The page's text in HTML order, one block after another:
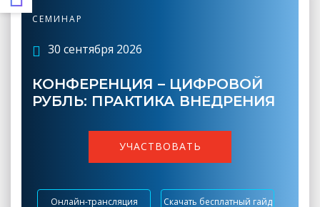
СЕМИНАР
30 сентября 2026
КОНФЕРЕНЦИЯ – ЦИФРОВОЙ
РУБЛЬ: ПРАКТИКА ВНЕДРЕНИЯ
УЧАСТВОВАТЬ
Онлайн-трансляция Скачать бесплатный гайд